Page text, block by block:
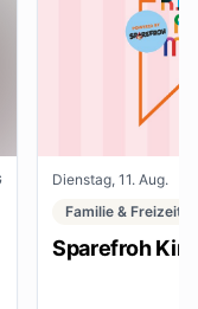
Dienstag, 11. Aug.
Familie & Freizeit
Sparefroh